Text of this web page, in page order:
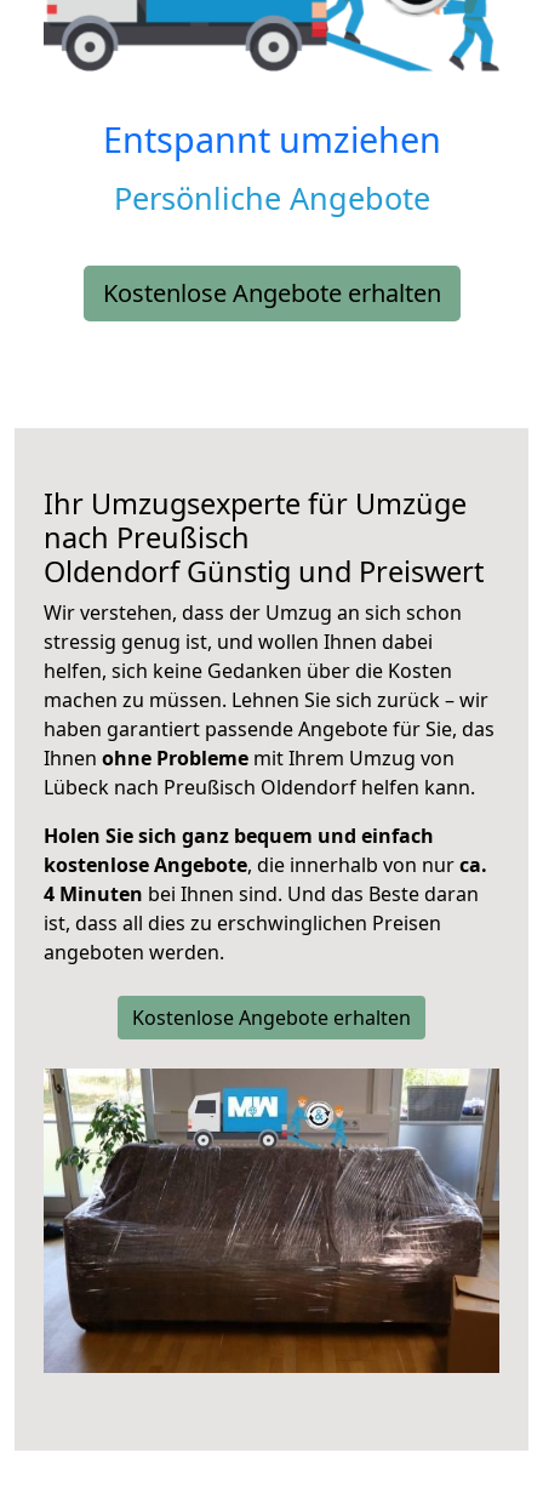
Entspannt umziehen
Persönliche Angebote
Kostenlose Angebote erhalten
Ihr Umzugsexperte für Umzüge
nach Preußisch
OldendorfGünstig und Preiswert
Wir verstehen, dass der Umzug an sich schon
stressig genug ist, und wollen Ihnen dabei
helfen, sich keine Gedanken über die Kosten
machen zu müssen. Lehnen Sie sich zurück – wir
haben garantiert passende Angebote für Sie, das
Ihnen ohne Probleme mit Ihrem Umzug von
Lübeck nach Preußisch Oldendorf helfen kann.
Holen Sie sich ganz bequem und einfach
kostenlose Angebote, die innerhalb von nurca.
4 Minuten bei Ihnen sind. Und das Beste daran
ist, dass all dies zu erschwinglichen Preisen
angeboten werden.
Kostenlose Angebote erhalten